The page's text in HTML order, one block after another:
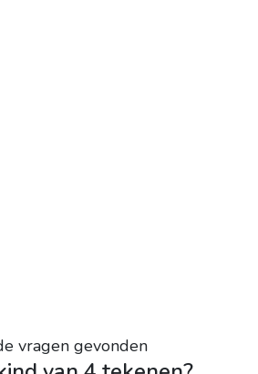
vragen gevonden